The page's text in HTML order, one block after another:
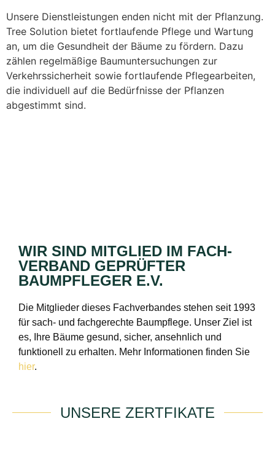
Unsere Dienstleistungen enden nicht mit der Pflanzung.
Tree Solution bietet fortlaufende Pflege und Wartung
an, um die Gesundheit der Bäume zu fördern. Dazu
zählen regelmäßige Baumuntersuchungen zur
Verkehrssicherheit sowie fortlaufende Pflegearbeiten,
die individuell auf die Bedürfnisse der Pflanzen
abgestimmt sind.
WIR SIND MITGLIED IM FACH­
VERBAND GEPRÜFTER
BAUMPFLEGER E.V.
Die Mitglieder dieses Fachverbandes stehen seit 1993
für sach- und fachgerechte Baumpflege. Unser Ziel ist
es, Ihre Bäume gesund, sicher, ansehnlich und
funktionell zu erhalten. Mehr Informationen finden Sie
hier.
UNSERE ZERTFIKATE